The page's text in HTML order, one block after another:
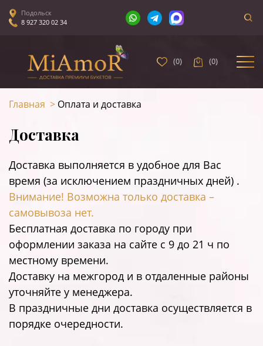
Подольск
8 927 320 02 34
(0) (0)
Главная > Оплата и доставка
Доставка
Доставка выполняется в удобное для Вас
время (за исключением праздничных дней) .
Внимание! Возможна только доставка –
самовывоза нет.
Бесплатная доставка по городу при
оформлении заказа на сайте c 9 до 21 ч по
местному времени.
Доставку на межгород и в отдаленные районы
уточняйте у менеджера.
В праздничные дни доставка осуществляется в
порядке очередности.